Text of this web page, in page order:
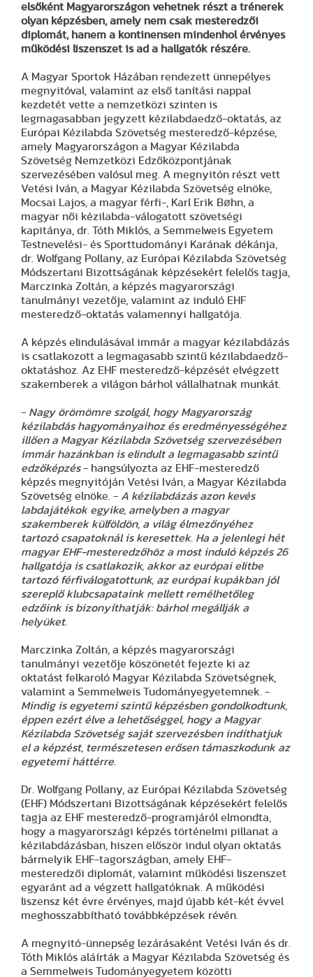
elsőként Magyarországon vehetnek részt a trénerek
olyan képzésben, amely nem csak mesteredzői
diplomát, hanem a kontinensen mindenhol érvényes
működési liszenszet is ad a hallgatók részére.
A Magyar Sportok Házában rendezett ünnepélyes
megnyitóval, valamint az első tanítási nappal
kezdetét vette a nemzetközi szinten is
legmagasabban jegyzett kézilabdaedző-oktatás, az
Európai Kézilabda Szövetség mesteredző-képzése,
amely Magyarországon a Magyar Kézilabda
Szövetség Nemzetközi Edzőközpontjának
szervezésében valósul meg. A megnyitón részt vett
Vetési Iván, a Magyar Kézilabda Szövetség elnöke,
Mocsai Lajos, a magyar férfi-, Karl Erik Bøhn, a
magyar női kézilabda-válogatott szövetségi
kapitánya, dr. Tóth Miklós, a Semmelweis Egyetem
Testnevelési- és Sporttudományi Karának dékánja,
dr. Wolfgang Pollany, az Európai Kézilabda Szövetség
Módszertani Bizottságának képzésekért felelős tagja,
Marczinka Zoltán, a képzés magyarországi
tanulmányi vezetője, valamint az induló EHF
mesteredző-oktatás valamennyi hallgatója.
A képzés elindulásával immár a magyar kézilabdázás
is csatlakozott a legmagasabb szintű kézilabdaedző-
oktatáshoz. Az EHF mesteredző-képzését elvégzett
szakemberek a világon bárhol vállalhatnak munkát.
- Nagy örömömre szolgál, hogy Magyarország
kézilabdás hagyományaihoz és eredményességéhez
illően a Magyar Kézilabda Szövetség szervezésében
immár hazánkban is elindult a legmagasabb szintű
edzőképzés- hangsúlyozta az EHF-mesteredző
képzés megnyitóján Vetési Iván, a Magyar Kézilabda
Szövetség elnöke. - A kézilabdázás azon kevés
labdajátékok egyike, amelyben a magyar
szakemberek külföldön, a világ élmezőnyéhez
tartozó csapatoknál is keresettek. Ha a jelenlegi hét
magyar EHF-mesteredzőhöz a most induló képzés 26
hallgatója is csatlakozik, akkor az európai elitbe
tartozó férfiválogatottunk, az európai kupákban jól
szereplő klubcsapataink mellett remélhetőleg
edzőink is bizonyíthatják: bárhol megállják a
helyüket.
Marczinka Zoltán, a képzés magyarországi
tanulmányi vezetője köszönetét fejezte ki az
oktatást felkaroló Magyar Kézilabda Szövetségnek,
valamint a Semmelweis Tudományegyetemnek. -
Mindig is egyetemi szintű képzésben gondolkodtunk,
éppen ezért élve a lehetőséggel, hogy a Magyar
Kézilabda Szövetség saját szervezésben indíthatjuk
el a képzést, természetesen erősen támaszkodunk az
egyetemi háttérre.
Dr. Wolfgang Pollany, az Európai Kézilabda Szövetség
(EHF) Módszertani Bizottságának képzésekért felelős
tagja az EHF mesteredző-programjáról elmondta,
hogy a magyarországi képzés történelmi pillanat a
kézilabdázásban, hiszen először indul olyan oktatás
bármelyik EHF-tagországban, amely EHF-
mesteredzői diplomát, valamint működési liszenszet
egyaránt ad a végzett hallgatóknak. A működési
liszensz két évre érvényes, majd újabb két-két évvel
meghosszabbítható továbbképzések révén.
A megnyitó-ünnepség lezárásaként Vetési Iván és dr.
Tóth Miklós aláírták a Magyar Kézilabda Szövetség és
a Semmelweis Tudományegyetem közötti